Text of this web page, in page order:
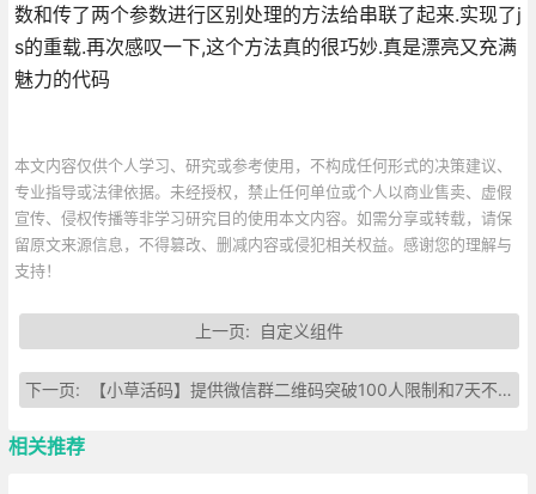
数和传了两个参数进行区别处理的方法给串联了起来.实现了j
s的重载.再次感叹一下,这个方法真的很巧妙.真是漂亮又充满
魅力的代码
本文内容仅供个人学习、研究或参考使用，不构成任何形式的决策建议、
专业指导或法律依据。未经授权，禁止任何单位或个人以商业售卖、虚假
宣传、侵权传播等非学习研究目的使用本文内容。如需分享或转载，请保
留原文来源信息，不得篡改、删减内容或侵犯相关权益。感谢您的理解与
支持！
上一页: 自定义组件
下一页: 【小草活码】提供微信群二维码突破100人限制和7天不过期的方法
相关推荐